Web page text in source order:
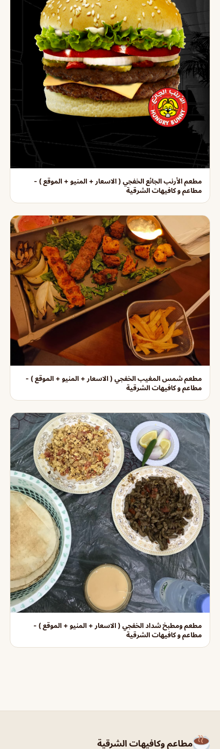
مطعم الأرنب الجائع الخفجي ( الاسعار + المنيو + الموقع ) -
مطاعم و كافيهات الشرقية
مطعم شمس المغيب الخفجي ( الاسعار + المنيو + الموقع ) -
مطاعم و كافيهات الشرقية
مطعم ومطبخ شداد الخفجي ( الاسعار + المنيو + الموقع ) -
مطاعم و كافيهات الشرقية
مطاعم وكافيهات الشرقية